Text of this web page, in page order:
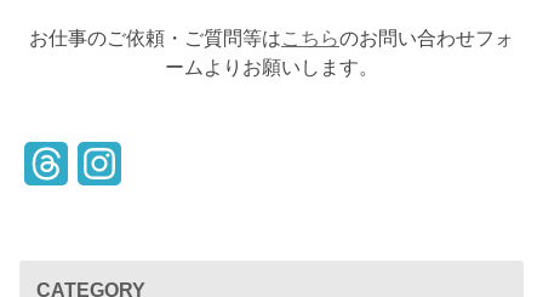
お仕事のご依頼・ご質問等はこちらのお問い合わせフォ
ームよりお願いします。
CATEGORY